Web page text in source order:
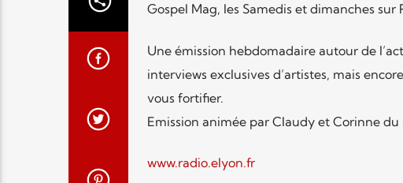
Gospel Mag, les Samedis et dimanches sur
Une émission hebdomadaire autour de
interviews exclusives d’artistes, mais
vous fortifier.
Emission animée par Claudy et Corinne du
www.radio.elyon.fr